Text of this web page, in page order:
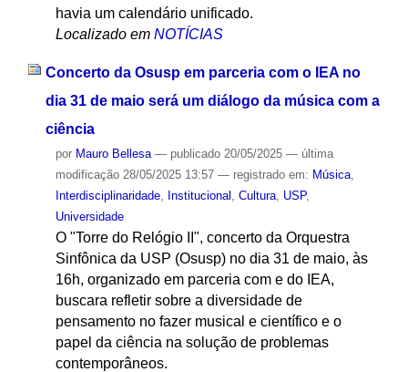
havia um calendário unificado.
Localizado em NOTÍCIAS
Concerto da Osusp em parceria com o IEA no
dia 31 de maio será um diálogo da música com a
ciência
por Mauro Bellesa — publicado20/05/2025 — última
modificação28/05/2025 13:57 — registrado em: Música,
Interdisciplinaridade, Institucional , Cultura, USP,
Universidade
O "Torre do Relógio II", concerto da Orquestra
Sinfônica da USP (Osusp) no dia 31 de maio, às
16h, organizado em parceria com e do IEA,
buscara refletir sobre a diversidade de
pensamento no fazer musical e científico e o
papel da ciência na solução de problemas
contemporâneos.